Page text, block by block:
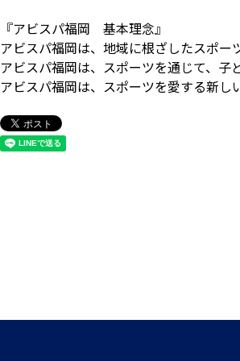
『アビスパ福岡 基本理念』
アビスパ福岡は、地域に根ざしたスポー
アビスパ福岡は、スポーツを通じて、子
アビスパ福岡は、スポーツを愛する新し